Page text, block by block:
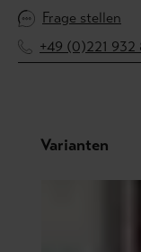
Frage stellen
+49 (0)221 932
Produktgalerie
Varianten